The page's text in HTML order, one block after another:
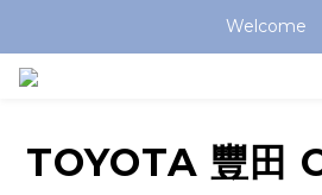
Welcome
TOYOTA 豐田